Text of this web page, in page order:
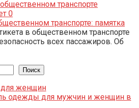
0
транспорте: памятка
в общественном транспорте
всех пассажиров. Об
Поиск
одежды для мужчин и женщин в